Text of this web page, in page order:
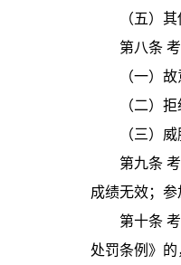
（五）
第八条
（一）
（二）
（三）
第九条
成绩无效；
第十条
处罚条例》